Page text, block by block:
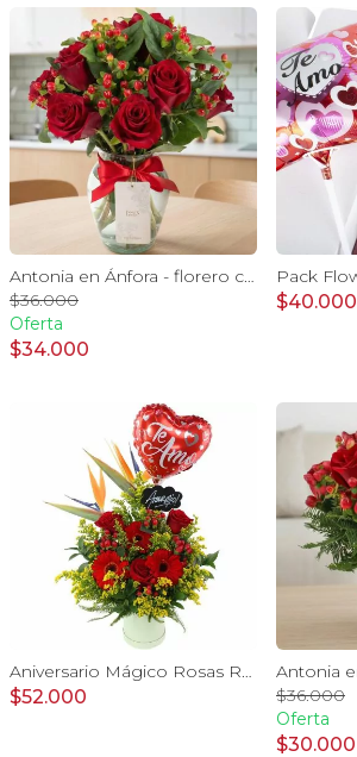
Antonia en Ánfora - florero con 9 rosas rojo e hypericum
$36.000
Oferta
$34.000
$40.000
Aniversario Mágico Rosas Rojo - Arreglo floral con globo Te amo, pizarra, aves del paraíso, rosas y gerberas rojo
$52.000
$36.000
Oferta
$30.000